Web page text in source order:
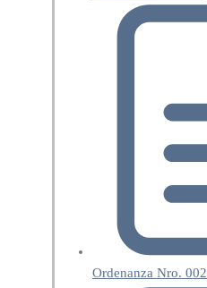
Ordenanza Nro. 002